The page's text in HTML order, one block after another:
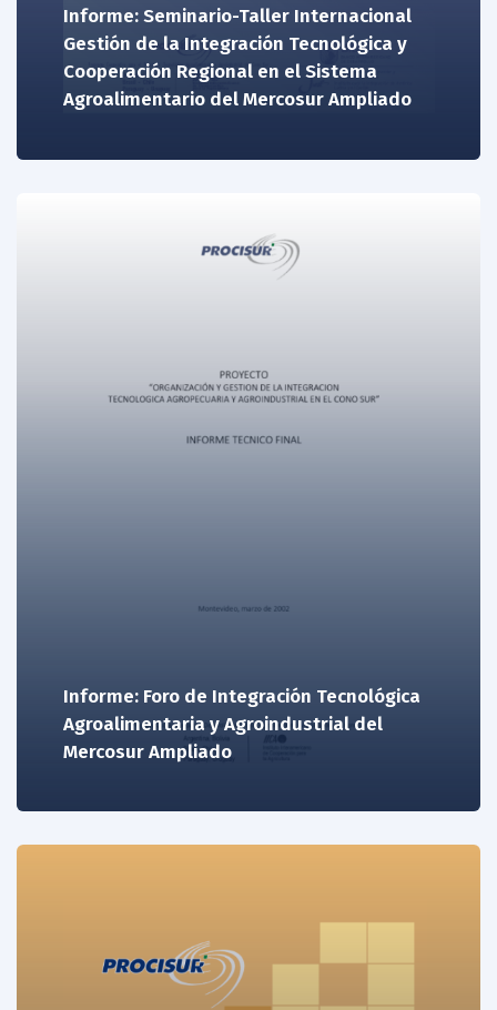
Informe: Seminario-Taller Internacional
Gestión de la Integración Tecnológica y
Cooperación Regional en el Sistema
Agroalimentario del Mercosur Ampliado
Informe: Foro de Integración Tecnológica
Agroalimentaria y Agroindustrial del
Mercosur Ampliado